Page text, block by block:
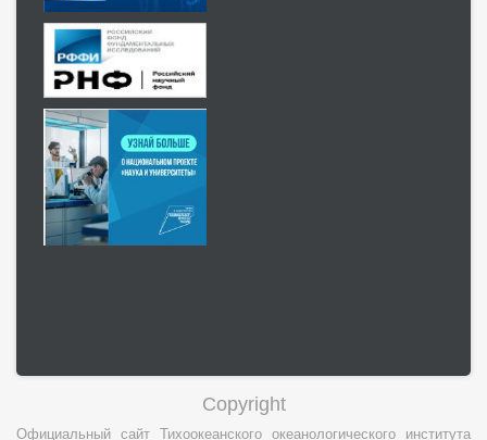
Copyright
Официальный сайт Тихоокеанского океанологического института